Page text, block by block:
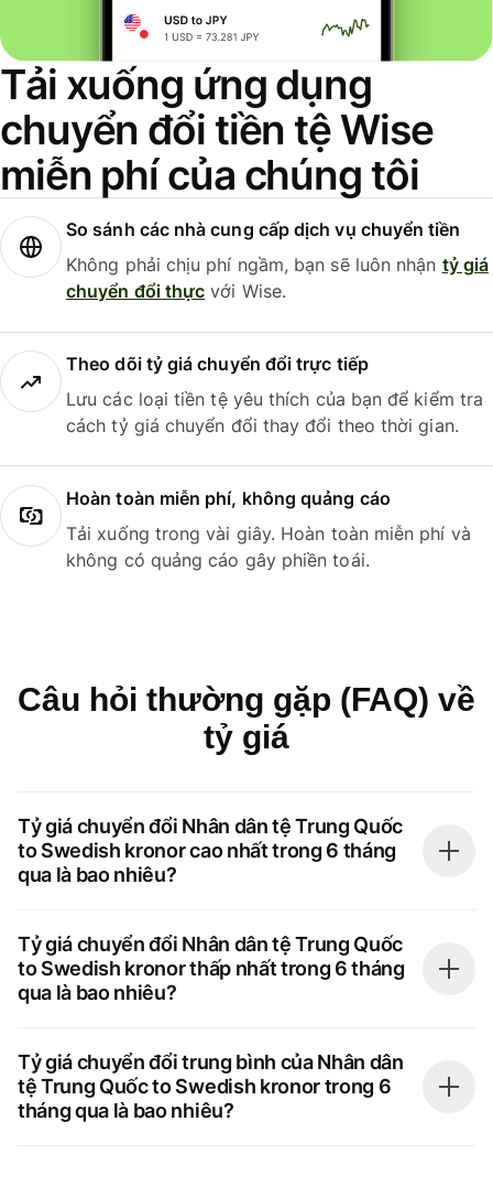
Tải xuống ứng dụng
chuyển đổi tiền tệ Wise
miễn phí của chúng tôi
So sánh các nhà cung cấp dịch vụ chuyển tiền
Không phải chịu phí ngầm, bạn sẽ luôn nhận tỷ giá
chuyển đổi thực với Wise.
Theo dõi tỷ giá chuyển đổi trực tiếp
Lưu các loại tiền tệ yêu thích của bạn để kiểm tra
cách tỷ giá chuyển đổi thay đổi theo thời gian.
Hoàn toàn miễn phí, không quảng cáo
Tải xuống trong vài giây. Hoàn toàn miễn phí và
không có quảng cáo gây phiền toái.
Câu hỏi thường gặp (FAQ) về
tỷ giá
Tỷ giá chuyển đổi Nhân dân tệ Trung Quốc
to Swedish kronor cao nhất trong 6 tháng
qua là bao nhiêu?
Tỷ giá chuyển đổi Nhân dân tệ Trung Quốc
to Swedish kronor thấp nhất trong 6 tháng
qua là bao nhiêu?
Tỷ giá chuyển đổi trung bình của Nhân dân
tệ Trung Quốc to Swedish kronor trong 6
tháng qua là bao nhiêu?